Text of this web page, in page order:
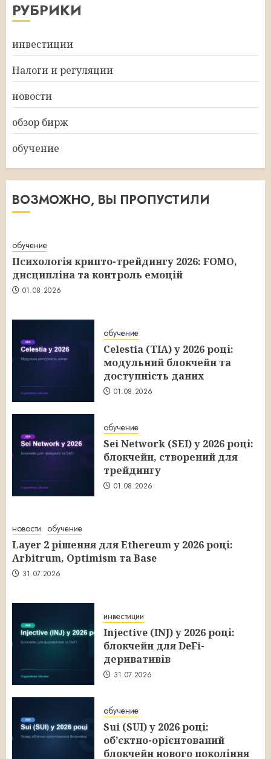
РУБРИКИ
инвестиции
Налоги и регуляции
новости
обзор бирж
обучение
ВОЗМОЖНО, ВЫ ПРОПУСТИЛИ
обучение
Психологія крипто-трейдингу 2026: FOMO,
дисципліна та контроль емоцій
01.08.2026
обучение
Celestia (TIA) у 2026 році:
модульний блокчейн та
доступність даних
01.08.2026
обучение
Sei Network (SEI) у 2026 році:
блокчейн, створений для
трейдингу
01.08.2026
новости обучение
Layer 2 рішення для Ethereum у 2026 році:
Arbitrum, Optimism та Base
31.07.2026
инвестиции
Injective (INJ) у 2026 році:
блокчейн для DeFi-
деривативів
31.07.2026
обучение
Sui (SUI) у 2026 році:
об’єктно-орієнтований
блокчейн нового покоління